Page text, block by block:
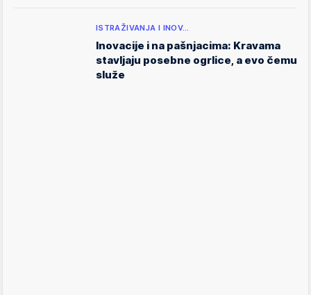
ISTRAŽIVANJA I INOV…
Inovacije i na pašnjacima: Kravama
stavljaju posebne ogrlice, a evo čemu
služe